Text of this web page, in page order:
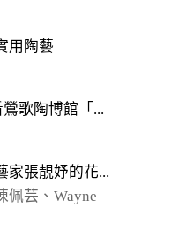
用陶藝
歌陶博館「...
家張靚妤的花...
佩芸、Wayne